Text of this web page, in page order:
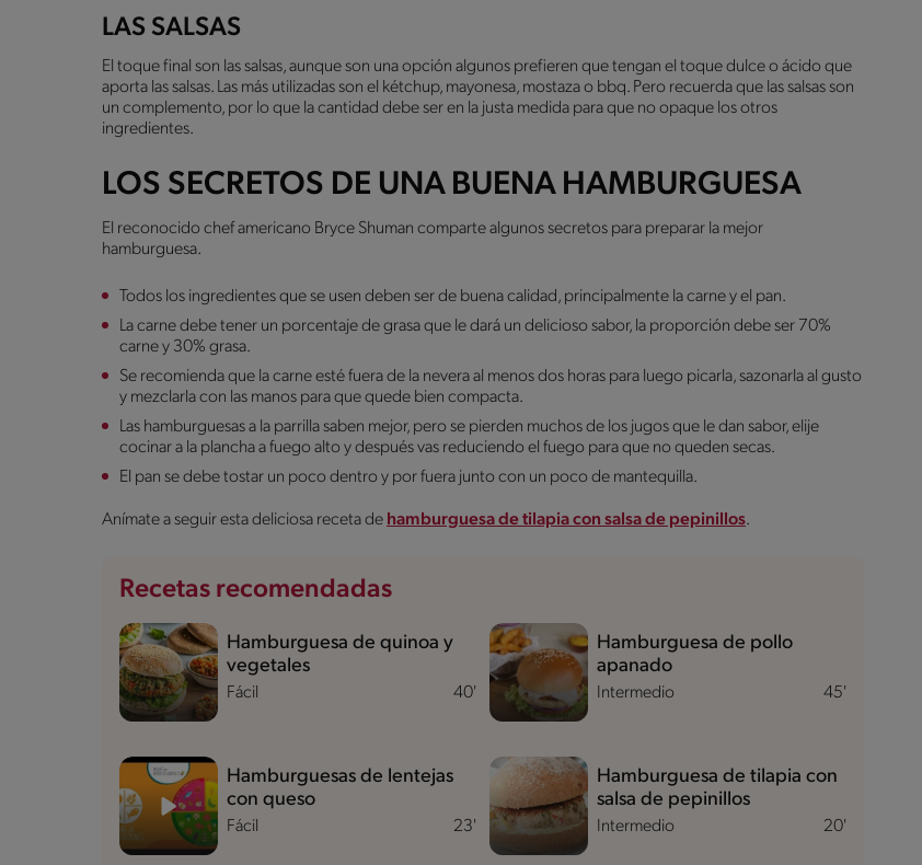
LAS SALSAS
El toque final son las salsas, aunque son una opción algunos prefieren que tengan el toque dulce o ácido que
aporta las salsas. Las más utilizadas son el kétchup, mayonesa, mostaza o bbq. Pero recuerda que las salsas son
un complemento, por lo que la cantidad debe ser en la justa medida para que no opaque los otros
ingredientes.
LOS SECRETOS DE UNA BUENA HAMBURGUESA
El reconocido chef americano Bryce Shuman comparte algunos secretos para preparar la mejor
hamburguesa.
Todos los ingredientes que se usen deben ser de buena calidad, principalmente la carne y el pan.
La carne debe tener un porcentaje de grasa que le dará un delicioso sabor, la proporción debe ser 70%
carne y 30% grasa.
Se recomienda que la carne esté fuera de la nevera al menos dos horas para luego picarla, sazonarla al gusto
y mezclarla con las manos para que quede bien compacta.
Las hamburguesas a la parrilla saben mejor, pero se pierden muchos de los jugos que le dan sabor, elije
cocinar a la plancha a fuego alto y después vas reduciendo el fuego para que no queden secas.
El pan se debe tostar un poco dentro y por fuera junto con un poco de mantequilla.
Anímate a seguir esta deliciosa receta de hamburguesa de tilapia con salsa de pepinillos.
Recetas recomendadas
Fácil 40'
Hamburguesa de quinoa y
vegetales
Intermedio 45'
Hamburguesa de pollo
apanado
Fácil 23'
Hamburguesas de lentejas
con queso
Intermedio 20'
Hamburguesa de tilapia con
salsa de pepinillos